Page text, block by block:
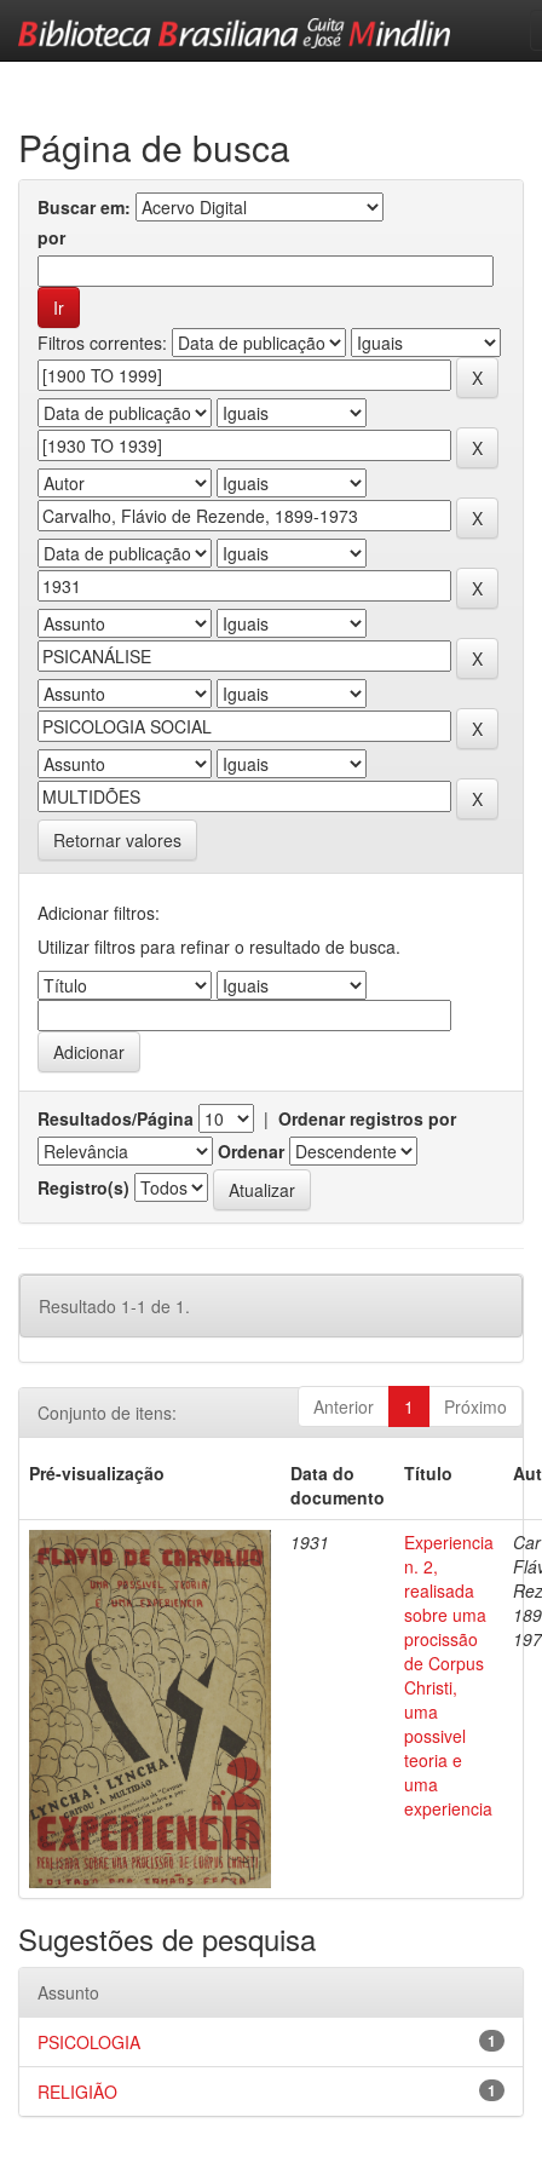
Página de busca
Buscar em:
por
Filtros correntes:
Retornar valores
Adicionar filtros:
Utilizar filtros para refinar o resultado de busca.
Resultados/Página | Ordenar registros por
Ordenar
Registro(s)
Resultado 1-1 de 1.
Anterior 1 Próximo
Conjunto de itens:
Pré-visualização
Data do
documento
Título
1931
Experiencia
n. 2,
realisada
sobre uma
procissão
de Corpus
Christi,
uma
possivel
teoria e
uma
experiencia
Sugestões de pesquisa
Assunto
1
PSICOLOGIA
1
RELIGIÃO